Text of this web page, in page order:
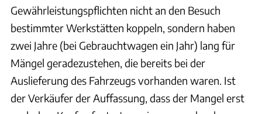
Gewährleistungspflichten nicht an den Besuch
bestimmter Werkstätten koppeln, sondern haben
zwei Jahre (bei Gebrauchtwagen ein Jahr) lang für
Mängel geradezustehen, die bereits bei der
Auslieferung des Fahrzeugs vorhanden waren. Ist
der Verkäufer der Auffassung, dass der Mangel erst